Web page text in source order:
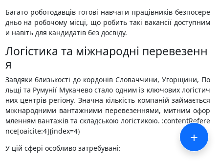
Багато роботодавців готові навчати працівників безпосере
дньо на робочому місці, що робить такі вакансії доступним
и навіть для кандидатів без досвіду.
Логістика та міжнародні перевезенн
я
Завдяки близькості до кордонів Словаччини, Угорщини, По
льщі та Румунії Мукачево стало одним із ключових логістич
них центрів регіону. Значна кількість компаній займається
міжнародними вантажними перевезеннями, митним офор
мленням вантажів та складською логістикою. :contentRefere
nce[oaicite:4]{index=4}
У цій сфері особливо затребувані:
+